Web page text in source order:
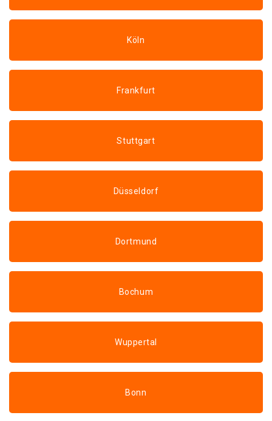
Köln
Frankfurt
Stuttgart
Düsseldorf
Dortmund
Bochum
Wuppertal
Bonn